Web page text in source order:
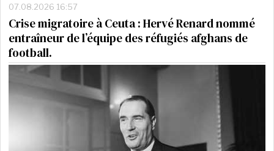
07.08.2026 16:57
Crise migratoire à Ceuta : Hervé Renard nommé
entraîneur de l’équipe des réfugiés afghans de
football.